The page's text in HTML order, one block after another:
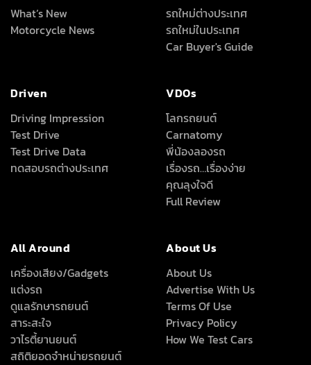
What’s New
Motorcycle News
รถใหม่ต่างประเทศ
รถใหม่ในประเทศ
Car Buyer's Guide
Driven
Driving Impression
Test Drive
Test Drive Data
ทดสอบรถต่างประเทศ
VDOs
โลกรถยนต์
Carnatomy
พี่น้องลองรถ
เรื่องรถ…เรื่องง่าย
คุณลุงใจดี
Full Review
All Around
เครื่องเสียง/Gadgets
แต่งรถ
ดูแลรักษารถยนต์
สาระสะใจ
วาไรตี้ยานยนต์
สถิติยอดจำหน่ายรถยนต์
About Us
About Us
Advertise With Us
Terms Of Use
Privacy Policy
How We Test Cars